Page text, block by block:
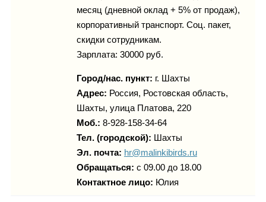
Фотогалерея
месяц (дневной оклад + 5% от продаж),
корпоративный транспорт. Соц. пакет,
скидки сотрудникам.
Зарплата: 30000 руб.
Город/нас. пункт: г. Шахты
Адрес: Россия, Ростовская область,
Шахты, улица Платова, 220
Моб.: 8-928-158-34-64
Тел. (городской): Шахты
Эл. почта: hr@malinkibirds.ru
Обращаться: с 09.00 до 18.00
Контактное лицо: Юлия